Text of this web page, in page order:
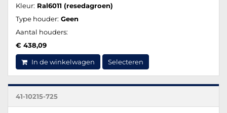
Kleur: Ral6011 (resedagroen)
Type houder: Geen
Aantal houders:
€ 438,09
In de winkelwagen Selecteren
41-10215-725